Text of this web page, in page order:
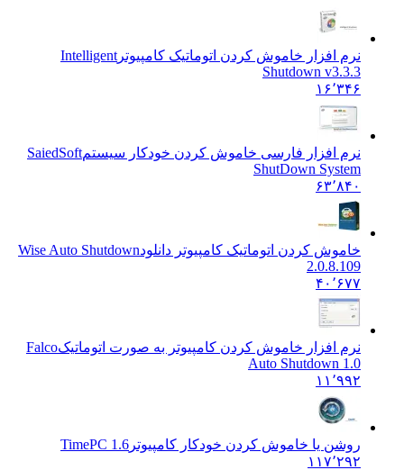
نرم افزار خاموش کردن اتوماتیک کامپیوتر Intelligent
Shutdown v3.3.3
۱۶٬۳۴۶
نرم افزار فارسی خاموش کردن خودکار سیستمSaiedSoft
ShutDown System
۶۳٬۸۴۰
خاموش کردن اتوماتیک کامپیوتر دانلودWise Auto Shutdown
2.0.8.109
۴۰٬۶۷۷
نرم افزار خاموش کردن کامپیوتر به صورت اتوماتیکFalco
Auto Shutdown 1.0
۱۱٬۹۹۲
روشن یا خاموش کردن خودکار کامپیوتر TimePC 1.6
۱۱۷٬۲۹۲